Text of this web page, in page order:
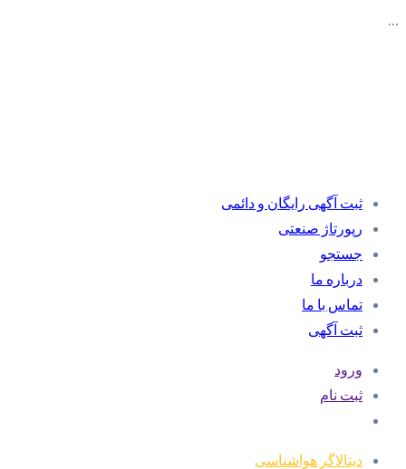
…
ثبت آگهی رایگان و دائمی
رپورتاژ صنعتی
جستجو
درباره ما
تماس با ما
ثبت آگهی
ورود
ثبت نام
دیتالاگر هواشناسی